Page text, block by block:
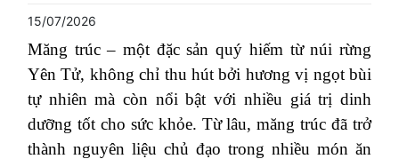
15/07/2026
Măng trúc – một đặc sản quý hiếm từ núi rừng
Yên Tử, không chỉ thu hút bởi hương vị ngọt bùi
tự nhiên mà còn nổi bật với nhiều giá trị dinh
dưỡng tốt cho sức khỏe. Từ lâu, măng trúc đã trở
thành nguyên liệu chủ đạo trong nhiều món ăn